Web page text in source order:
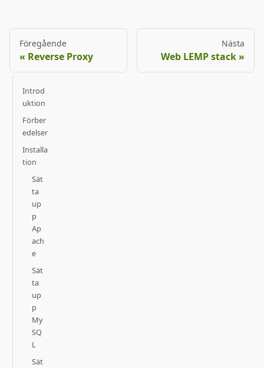
Föregående
Reverse Proxy
Nästa
Web LEMP stack
Introd
uktion
Förber
edelser
Installa
tion
Sät
ta
up
p
Ap
ach
e
Sät
ta
up
p
My
SQ
L
Sät